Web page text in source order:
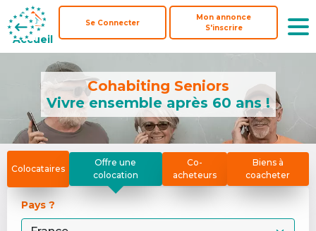
Accueil
Se Connecter
Mon annonce
S'inscrire
Accueil
Se Connecter
Mon annonce
S'inscrire
Cohabiting Seniors
Vivre ensemble après 60 ans !
Colocataires
Offre une
colocation
Co-
acheteurs
Biens à
coacheter
Pays ?